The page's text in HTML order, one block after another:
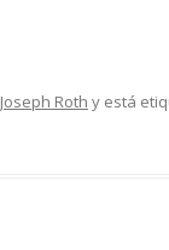
Joseph Roth y está